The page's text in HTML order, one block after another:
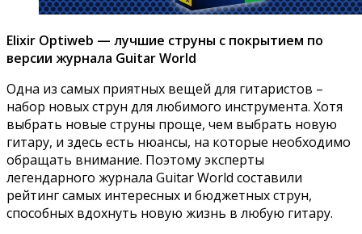
Elixir Optiweb — лучшие струны с покрытием по
версии журнала Guitar World
Одна из самых приятных вещей для гитаристов –
набор новых струн для любимого инструмента. Хотя
выбрать новые струны проще, чем выбрать новую
гитару, и здесь есть нюансы, на которые необходимо
обращать внимание. Поэтому эксперты
легендарного журнала Guitar World составили
рейтинг самых интересных и бюджетных струн,
способных вдохнуть новую жизнь в любую гитару.